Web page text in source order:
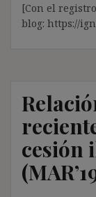
[Con el
blog: https://
cesión